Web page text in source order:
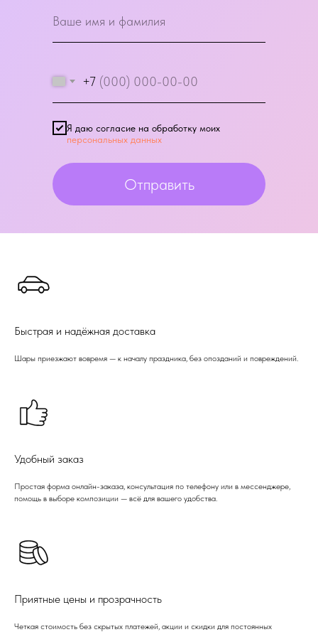
+7
Я даю согласие на обработку моих
персональных данных
Отправить
Быстрая и надёжная доставка
Шары приезжают вовремя — к началу праздника, без опозданий и повреждений.
Удобный заказ
Простая форма онлайн-заказа, консультация по телефону или в мессенджере,
помощь в выборе композиции — всё для вашего удобства.
Приятные цены и прозрачность
Четкая стоимость без скрытых платежей, акции и скидки для постоянных